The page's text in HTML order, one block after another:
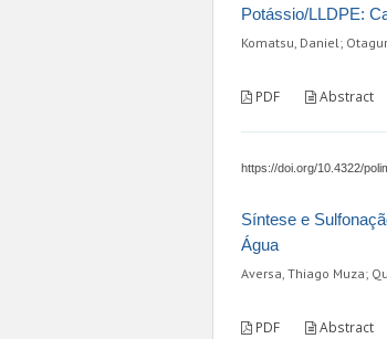
Potássio/LLDPE:
Komatsu, Daniel;
PDF Abstract
https://doi.org/10.4322/
Síntese e
Água
Aversa, Thiago Muza;
PDF Abstract